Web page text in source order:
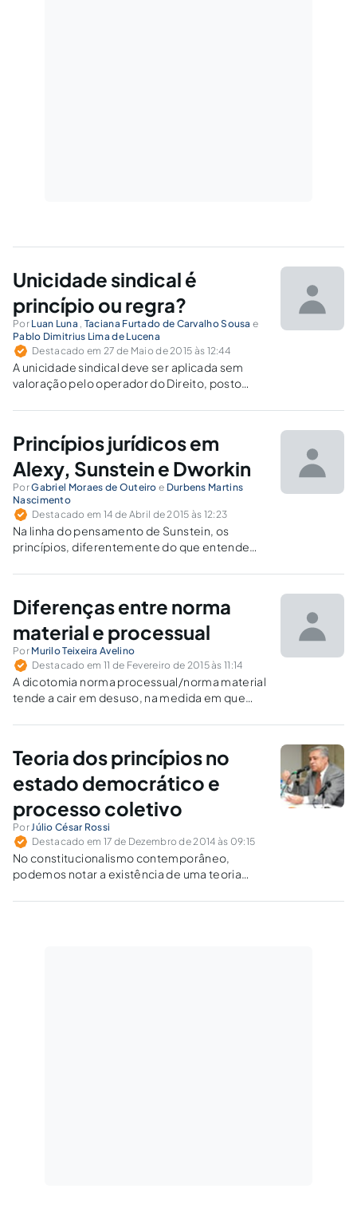
Unicidade sindical é
princípio ou regra?
Por Luan Luna , Taciana Furtado de Carvalho Sousa e
Pablo Dimitrius Lima de Lucena
Destacado em 27 de Maio de 2015 às 12:44
A unicidade sindical deve ser aplicada sem
valoração pelo operador do Direito, posto
valores, em especial a liberdade sindical, já
Princípios jurídicos em
Alexy, Sunstein e Dworkin
PorGabriel Moraes de Outeiro e Durbens Martins
Nascimento
Destacado em 14 de Abril de 2015 às 12:23
Na linha do pensamento de Sunstein, os
princípios, diferentemente do que entendem
concorrência, colisão ou conflito. Ao revés,
desenvolver algum dos princípios
substantivos, acaba-se alcançando e
desenvolvendo os outros também.
Diferenças entre norma
material e processual
Por Murilo Teixeira Avelino
Destacado em 11 de Fevereiro de 2015 às 11:14
A dicotomia norma processual/norma material
tende a cair em desuso, na medida em que
formal e substancial, eminentemente quando
não descritiva, mas finalística.
Teoria dos princípios no
estado democrático e
processo coletivo
PorJúlio César Rossi
Destacado em 17 de Dezembro de 2014 às 09:15
No constitucionalismo contemporâneo,
podemos notar a existência de uma teoria
paradigmas: do Estado Legislativo de Direito